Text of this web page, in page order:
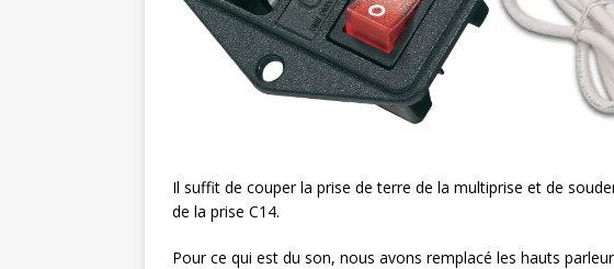
Il suffit de couper la prise de terre de la multiprise et de
de la prise C14.
Pour ce qui est du son, nous avons remplacé les hauts